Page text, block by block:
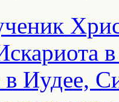
в Иудее,